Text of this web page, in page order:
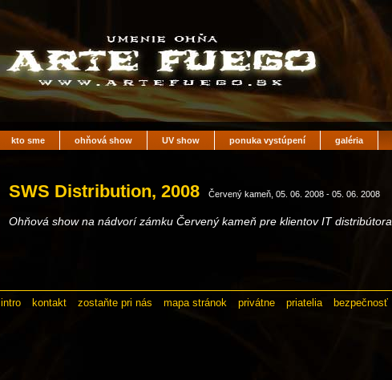
kto sme ohňová show UV show ponuka vystúpení galéria
SWS Distribution, 2008 Červený kameň, 05. 06. 2008 - 05. 06. 2008
Ohňová show na nádvorí zámku Červený kameň pre klientov IT distribútora.
intro kontakt zostaňte pri nás mapa stránok privátne priatelia bezpečnosť